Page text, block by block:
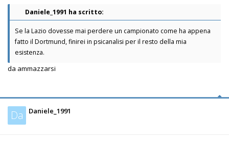
Daniele_1991 ha scritto:
Se la Lazio dovesse mai perdere un campionato come ha appena
fatto il Dortmund, finirei in psicanalisi per il resto della mia
esistenza.
da ammazzarsi
Da Daniele_1991